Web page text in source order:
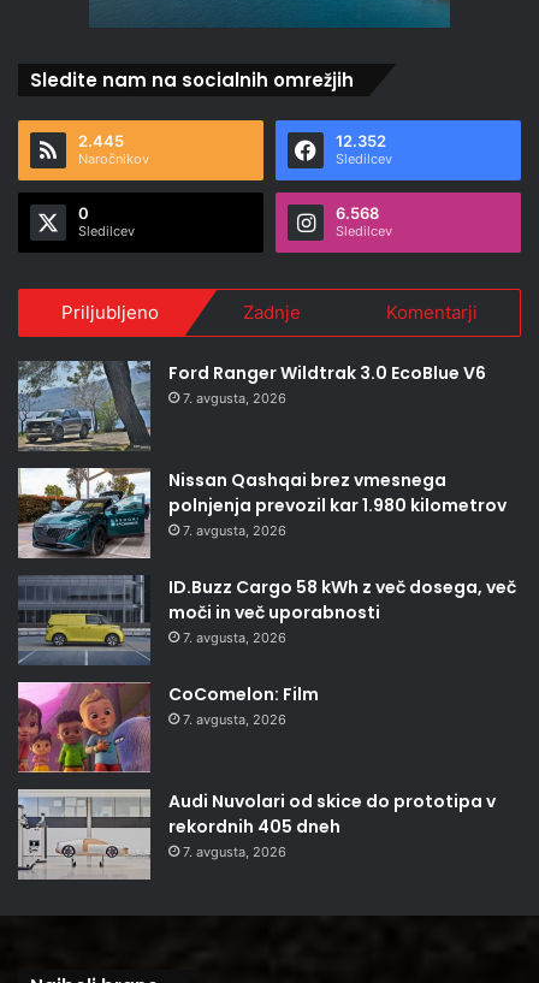
Sledite nam na socialnih omrežjih
2.445
Naročnikov
12.352
Sledilcev
0
Sledilcev
6.568
Sledilcev
Priljubljeno Zadnje Komentarji
Ford Ranger Wildtrak 3.0 EcoBlue V6
7. avgusta, 2026
Nissan Qashqai brez vmesnega
polnjenja prevozil kar 1.980 kilometrov
7. avgusta, 2026
ID.Buzz Cargo 58 kWh z več dosega, več
moči in več uporabnosti
7. avgusta, 2026
CoComelon: Film
7. avgusta, 2026
Audi Nuvolari od skice do prototipa v
rekordnih 405 dneh
7. avgusta, 2026